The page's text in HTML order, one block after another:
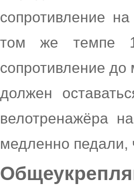
сопротивление
том же темпе
сопротивление
должен
велотренажёра
медленно педали,